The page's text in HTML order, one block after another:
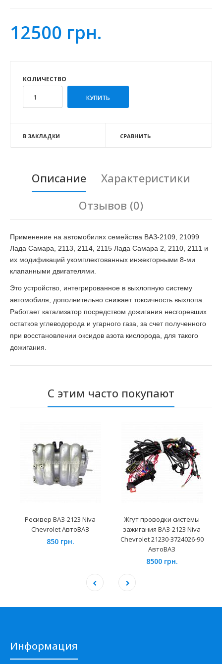
12500 грн.
КОЛИЧЕСТВО
В ЗАКЛАДКИ СРАВНИТЬ
Описание
Характеристики
Отзывов (0)
Применение на автомобилях семейства ВАЗ-2109, 21099
Лада Самара, 2113, 2114, 2115 Лада Самара 2, 2110, 2111 и
их модификаций укомплектованных инжекторными 8-ми
клапанными двигателями.
Это устройство, интегрированное в выхлопную систему
автомобиля, дополнительно снижает токсичность выхлопа.
Работает катализатор посредством дожигания несгоревших
остатков углеводорода и угарного газа, за счет полученного
при восстановлении оксидов азота кислорода, для такого
дожигания.
С этим часто покупают
Ресивер ВАЗ-2123 Niva
Chevrolet АвтоВАЗ
850 грн.
Жгут проводки системы
зажигания ВАЗ-2123 Niva
Chevrolet 21230-3724026-90
АвтоВАЗ
8500 грн.
Информация